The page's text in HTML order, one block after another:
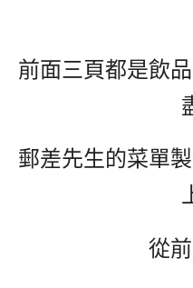
前面三頁都是飲
郵差先生的菜單
從